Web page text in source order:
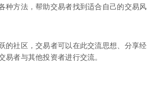
种方法，帮助交易者找到适合自己的交易风
的社区，交易者可以在此交流思想、分享
者与其他投资者进行交流。